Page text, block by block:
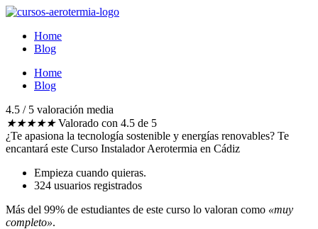
Ir
contenidoHome
Blog
Home
Blog
4.5 / 5 valoración media​
★★★★★ Valorado con 4.5 de 5
¿Te apasiona la tecnología sostenible y energías renovables? Te
encantará este Curso Instalador Aerotermia en Cádiz
Empieza cuando quieras.
324 usuarios registrados
Más del 99% de estudiantes de este curso lo valoran como «muy
completo».